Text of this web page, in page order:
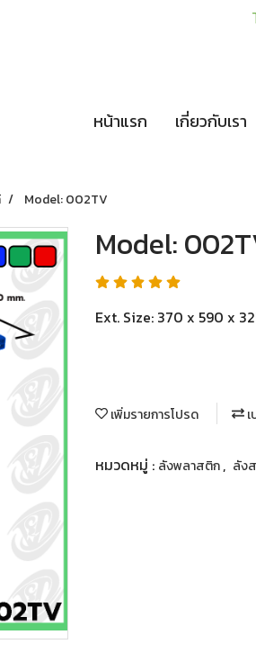
หน้าแรก เกี่ยวกับเรา
Model: 002TV
Model:
Ext. Size: 370 x 590 x
เพิ่มรายการโปรด
หมวดหมู่ : ลังพลาสติก, ลัง